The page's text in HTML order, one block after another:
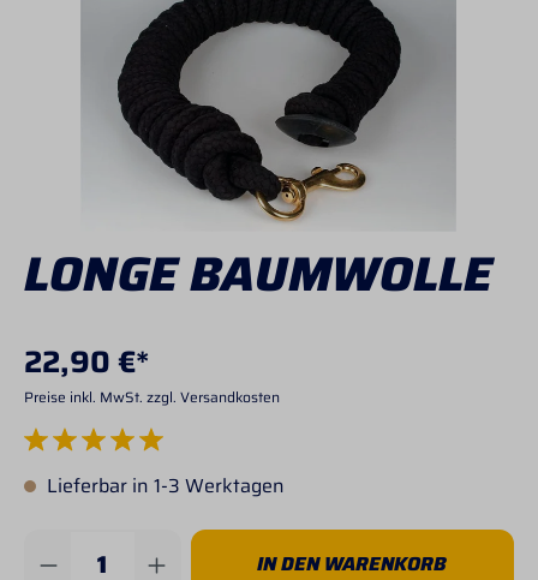
LONGE BAUMWOLLE
22,90 €*
Preise inkl. MwSt. zzgl. Versandkosten
Durchschnittliche Bewertung von 5 von 5 Sternen
Lieferbar in 1-3 Werktagen
Produkt Anzahl: Gib den gewünschten
IN DEN WARENKORB